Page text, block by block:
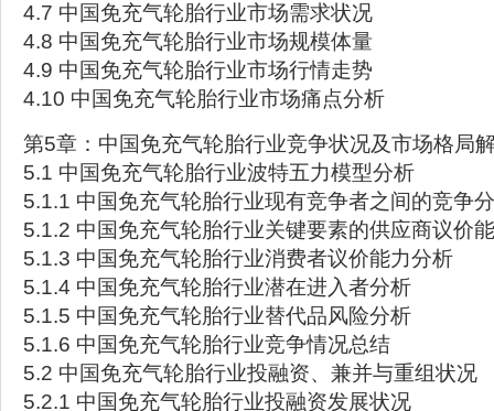
4.7 中国免充气轮胎行业市场需求状况
4.8 中国免充气轮胎行业市场规模体量
4.9 中国免充气轮胎行业市场行情走势
4.10 中国免充气轮胎行业市场痛点分析
第5章：中国免充气轮胎行业竞争状况及市场格局
5.1 中国免充气轮胎行业波特五力模型分析
5.1.1 中国免充气轮胎行业现有竞争者之间的竞争
5.1.2 中国免充气轮胎行业关键要素的供应商议价
5.1.3 中国免充气轮胎行业消费者议价能力分析
5.1.4 中国免充气轮胎行业潜在进入者分析
5.1.5 中国免充气轮胎行业替代品风险分析
5.1.6 中国免充气轮胎行业竞争情况总结
5.2 中国免充气轮胎行业投融资、兼并与重组状况
5.2.1 中国免充气轮胎行业投融资发展状况